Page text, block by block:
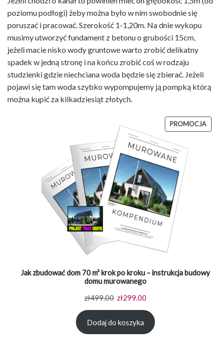
poziomu podłogi) żeby można było w nim swobodnie się
poruszać i pracować. Szerokość 1-1,20m. Na dnie wykopu
musimy utworzyć fundament z betonu o grubości 15cm,
jeżeli macie nisko wody gruntowe warto zrobić delikatny
spadek w jedną stronę i na końcu zrobić coś w rodzaju
studzienki gdzie niechciana woda będzie się zbierać. Jeżeli
pojawi się tam woda szybko wypompujemy ją pompką którą
można kupić za kilkadziesiąt złotych.
PROMOCJA
Jak zbudować dom 70 m² krok po kroku – instrukcja budowy
domu murowanego
zł499.00 Pierwotna
cena
wynosiła:
zł499.00.
zł299.00
cena
wynosi:
zł299.00.
Dodaj do koszyka